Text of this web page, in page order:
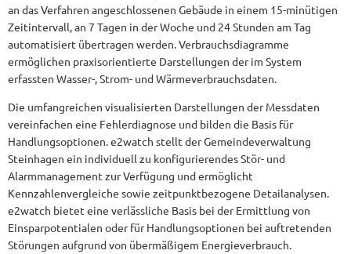
an das Verfahren angeschlossenen Gebäude in einem 15-minütigen
Zeitintervall, an 7 Tagen in der Woche und 24 Stunden am Tag
automatisiert übertragen werden. Verbrauchsdiagramme
ermöglichen praxisorientierte Darstellungen der im System
erfassten Wasser-, Strom- und Wärmeverbrauchsdaten.
Die umfangreichen visualisierten Darstellungen der Messdaten
vereinfachen eine Fehlerdiagnose und bilden die Basis für
Handlungsoptionen. e2watch stellt der Gemeindeverwaltung
Steinhagen ein individuell zu konfigurierendes Stör- und
Alarmmanagement zur Verfügung und ermöglicht
Kennzahlenvergleiche sowie zeitpunktbezogene Detailanalysen.
e2watch bietet eine verlässliche Basis bei der Ermittlung von
Einsparpotentialen oder für Handlungsoptionen bei auftretenden
Störungen aufgrund von übermäßigem Energieverbrauch.